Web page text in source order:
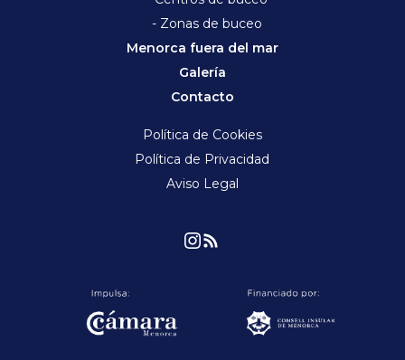
- Zonas de buceo
Menorca fuera del mar
Galería
Contacto
Política de Cookies
Política de Privacidad
Aviso Legal